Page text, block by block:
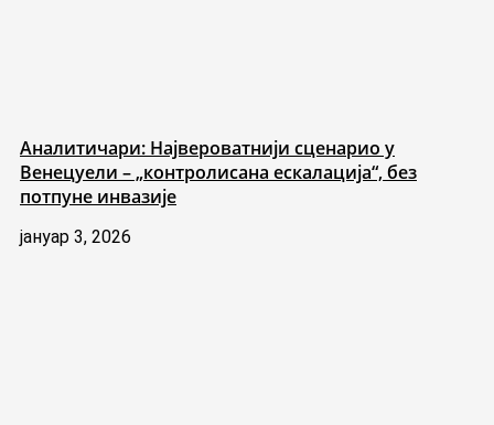
Аналитичари: Највероватнији сценарио у
Венецуели – „контролисана ескалација“, без
потпуне инвазије
јануар 3, 2026